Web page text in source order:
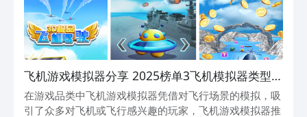
飞机游戏模拟器分享 2025榜单3飞机模拟器类型的
游戏before_1
在游戏品类中飞机游戏模拟器凭借对飞行场景的模拟，吸
引了众多对飞机或飞行感兴趣的玩家，飞机游戏模拟器推